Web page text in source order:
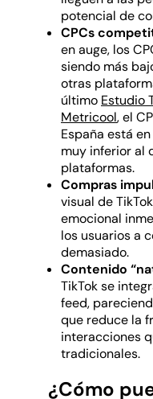
potencial de
CPCs
en auge, los
siendo más
otras
último Estudio
Metricool, el
España está
muy inferior al
plataformas.
Compras
visual de
emocional
los usuarios a
demasiado.
Contenido
TikTok se
feed,
que reduce la
interacciones
tradicionales.
¿Cómo